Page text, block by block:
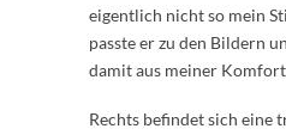
eigentlich nicht so mein
passte er zu den Bildern
damit aus meiner
Rechts befindet sich eine